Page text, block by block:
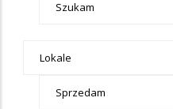
Szukam
Lokale
Sprzedam